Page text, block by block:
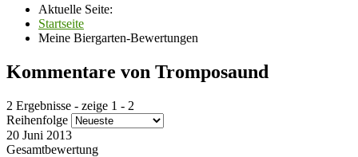
Aktuelle Seite:
Startseite
Meine Biergarten-Bewertungen
Kommentare von Tromposaund
2 Ergebnisse - zeige 1 - 2
Reihenfolge
20 Juni 2013
Gesamtbewertung